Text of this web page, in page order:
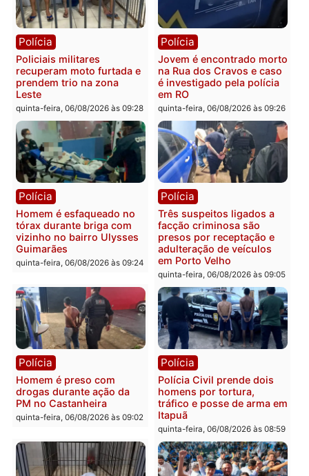
Homem é encontrado
morto em residência no
bairro Colina Park em RO
sexta-feira, 07/08/2026 às 09:30
Polícia Militar apreende
explosivos e
durante patrulhamento
fluvial no Rio Madeira em
Porto Velho
sexta-feira, 07/08/2026 às
Polícia
Tragédia na BR-364:
colisão entre caminhão e
carro deixa quatro mortos
em Porto Velho
quinta-feira, 06/08/2026 às 20:51
Política
Ministro Dias Tofolli , do
TSE, determina
e processamento da
que pode levar à perda
mandato da prefeita de
Pimenta Bueno
quinta-feira, 06/08/2026 às
Polícia
Policiais militares
recuperam moto furtada e
prendem trio na zona
quinta-feira, 06/08/2026 às 09:28
Polícia
Jovem é encontrado
na Rua dos Cravos e
é investigado pela
em RO
quinta-feira, 06/08/2026 às